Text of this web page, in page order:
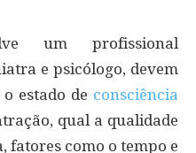
um profissional
e psicólogo, devem
estado de consciência
qual a qualidade
fatores como o tempo e